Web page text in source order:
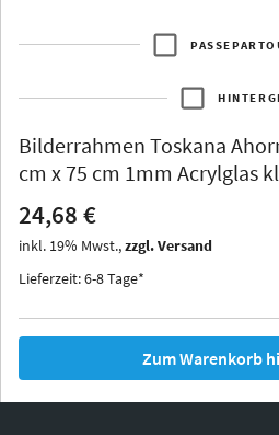
Thurgau
Iowa
Bilderrahmen Toskana
cm x 75 cm 1mm Acrylglas
24,68 €
inkl. 19% Mwst.,zzgl. Versand
Lieferzeit: 6-8 Tage*
Zum Warenkorb